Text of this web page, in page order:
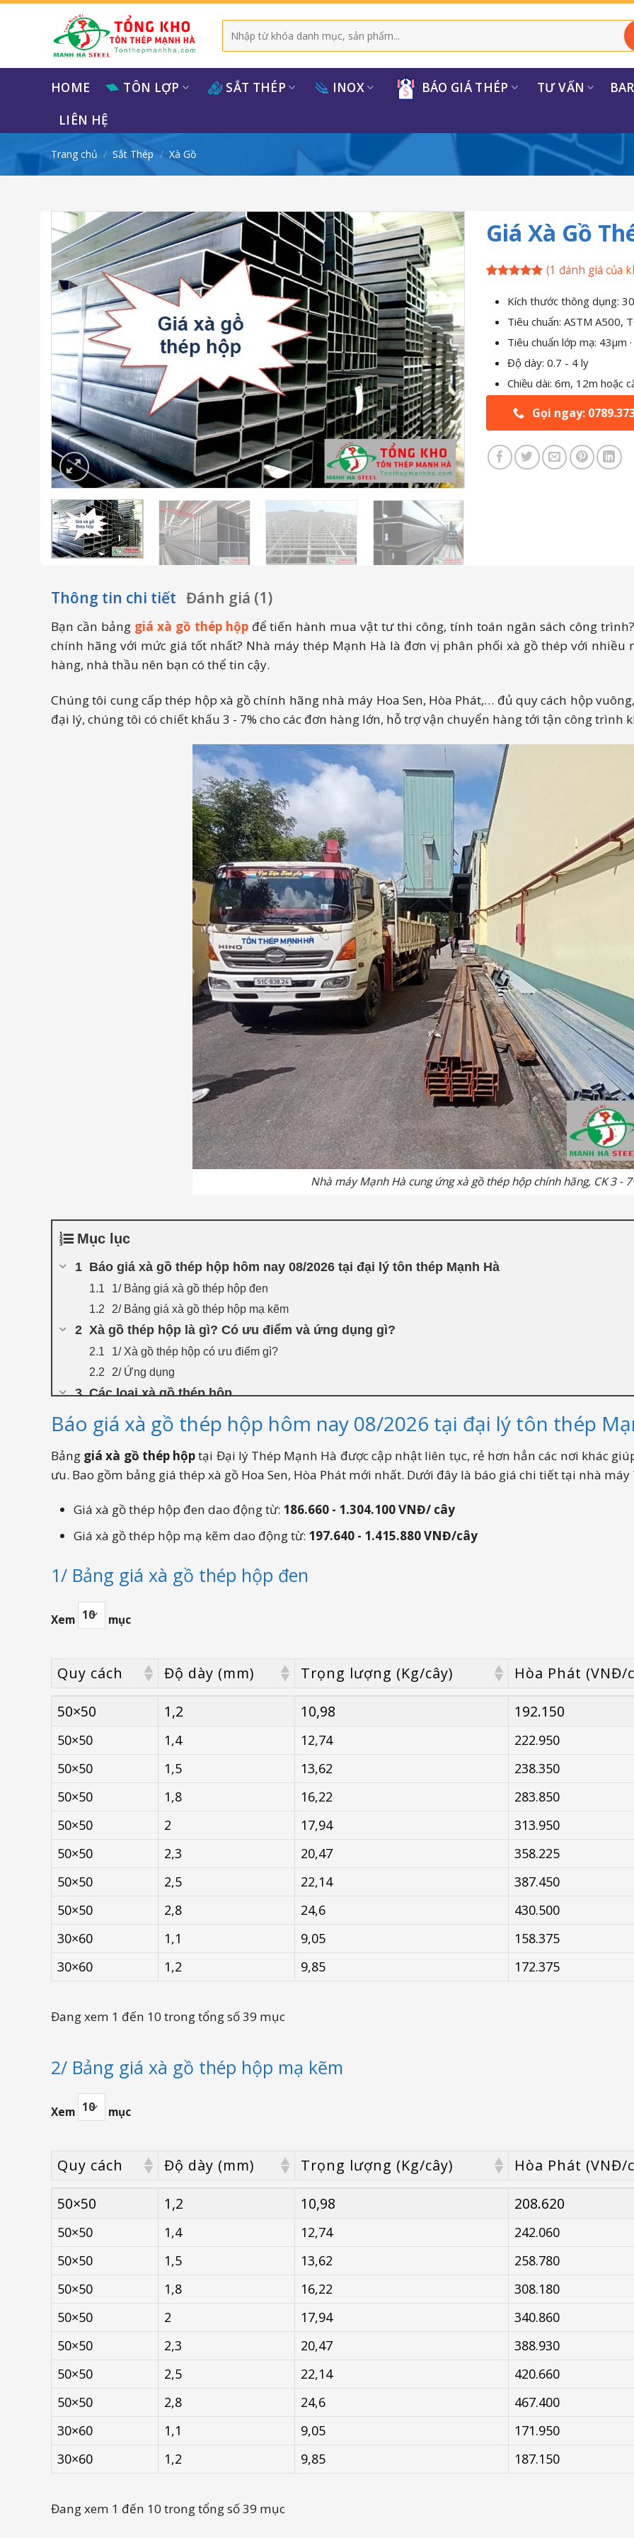
dung
kiếm:
HOME TÔN LỢP SẮT THÉP INOX BÁO GIÁ THÉP TƯ VẤN
LIÊN HỆ
Trang chủ / Sắt Thép / Xà Gồ
Giá Xà Gồ
dựa trên
(1 đánh giá của
Kích thước thông dụng:
Tiêu chuẩn: ASTM A500,
Tiêu chuẩn lớp mạ: 43μm
Độ dày: 0.7 - 4 ly
Chiều dài: 6m, 12m hoặc
Gọi ngay:
Thông tin chi tiết Đánh giá (1)
Bạn cần bảng giá xà gồ thép hộp để tiến hành mua vật tư thi công, tính toán ngân sách công
chính hãng với mức giá tốt nhất? Nhà máy thép Mạnh Hà là đơn vị phân phối xà gồ thép với
hàng, nhà thầu nên bạn có thể tin cậy.
Chúng tôi cung cấp thép hộp xà gồ chính hãng nhà máy Hoa Sen, Hòa Phát,… đủ quy cách hộp
đại lý, chúng tôi có chiết khấu 3 - 7% cho các đơn hàng lớn, hỗ trợ vận chuyển hàng tới tận công trình
Nhà máy Mạnh Hà cung ứng xà gồ thép hộp chính hãng, CK 3 -
Mục lục
Báo giá xà gồ thép hộp hôm nay 08/2026 tại đại lý tôn thép Mạnh Hà
1/ Bảng giá xà gồ thép hộp đen
2/ Bảng giá xà gồ thép hộp mạ kẽm
Xà gồ thép hộp là gì? Có ưu điểm và ứng dụng gì?
1/ Xà gồ thép hộp có ưu điểm gì?
2/ Ứng dụng
Các loại xà gồ thép hộp
1/ Xà gồ thép hộp đen
2/ Xà gồ thép hộp mạ kẽm
Những kích thước xà gồ thép hộp thông dụng
Quy trình mua xà gồ thép hộp tại đại lý tôn thép mạnh Hà
Báo giá xà gồ thép hộp hôm nay 08/2026 tại đại lý tôn thép
Bảng giá xà gồ thép hộptại Đại lý Thép Mạnh Hà được cập nhật liên tục, rẻ hơn hẳn các nơi khác
ưu. Bao gồm bảng giá thép xà gồ Hoa Sen, Hòa Phát mới nhất. Dưới đây là báo giá chi tiết tại nhà
Giá xà gồ thép hộp đen dao động từ: 186.660 - 1.304.100 VNĐ/ cây
Giá xà gồ thép hộp mạ kẽm dao động từ: 197.640 - 1.415.880 VNĐ/cây
1/ Bảng giá xà gồ thép hộp đen
Xem mục
Quy cách Độ dày (mm) Trọng lượng (Kg/cây)
Hòa Phát (VNĐ/
Quy cách
Độ dày (mm) Trọng lượng (Kg/cây) Hòa Phát (VNĐ/
50×50 1,2 10,98 192.150
50×50 1,4 12,74
222.950
50×50
1,5 13,62
238.350
50×50
1,8 16,22
283.850
50×50
2 17,94
313.950
50×50
2,3 20,47
358.225
50×50
2,5 22,14
387.450
50×50
2,8 24,6
430.500
30×60
1,1 9,05
158.375
30×60
1,2 9,85 172.375
Đang xem 1 đến 10 trong tổng số 39 mục
2/ Bảng giá xà gồ thép hộp mạ kẽm
Xem mục
Quy cách Độ dày (mm) Trọng lượng (Kg/cây)
Hòa Phát (VNĐ/
Quy cách
Độ dày (mm) Trọng lượng (Kg/cây) Hòa Phát (VNĐ/
50×50 1,2 10,98 208.620
50×50 1,4 12,74
242.060
50×50
1,5 13,62
258.780
50×50
1,8 16,22
308.180
50×50
2 17,94
340.860
50×50
2,3 20,47
388.930
50×50
2,5 22,14
420.660
50×50
2,8 24,6
467.400
30×60
1,1 9,05
171.950
30×60
1,2 9,85 187.150
Đang xem 1 đến 10 trong tổng số 39 mục